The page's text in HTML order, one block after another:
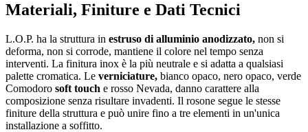
Materiali, Finiture e Dati Tecnici
L.O.P. ha la struttura in estruso di alluminio anodizzato, non si
deforma, non si corrode, mantiene il colore nel tempo senza
interventi. La finitura inox è la più neutrale e si adatta a qualsiasi
palette cromatica. Le verniciature, bianco opaco, nero opaco, verde
Comodoro soft touch e rosso Nevada, danno carattere alla
composizione senza risultare invadenti. Il rosone segue le stesse
finiture della struttura e può unire fino a tre elementi in un'unica
installazione a soffitto.